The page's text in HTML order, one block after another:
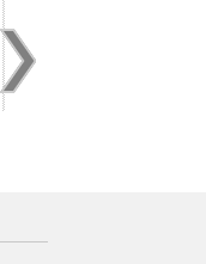
宮本来夏エンブレム